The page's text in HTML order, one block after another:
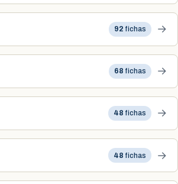
92 fichas →
68 fichas →
48 fichas →
48 fichas →